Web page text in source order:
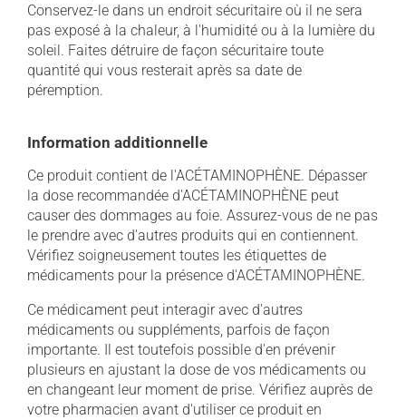
Conservez-le dans un endroit sécuritaire où il ne sera
pas exposé à la chaleur, à l'humidité ou à la lumière du
soleil. Faites détruire de façon sécuritaire toute
quantité qui vous resterait après sa date de
péremption.
Information additionnelle
Ce produit contient de l'ACÉTAMINOPHÈNE. Dépasser
la dose recommandée d'ACÉTAMINOPHÈNE peut
causer des dommages au foie. Assurez-vous de ne pas
le prendre avec d'autres produits qui en contiennent.
Vérifiez soigneusement toutes les étiquettes de
médicaments pour la présence d'ACÉTAMINOPHÈNE.
Ce médicament peut interagir avec d'autres
médicaments ou suppléments, parfois de façon
importante. Il est toutefois possible d'en prévenir
plusieurs en ajustant la dose de vos médicaments ou
en changeant leur moment de prise. Vérifiez auprès de
votre pharmacien avant d'utiliser ce produit en